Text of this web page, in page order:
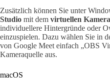
Zusätzlich können Sie unter
Studio mit dem virtuellen
individuellere Hintergründe oder
einzuspielen. Dazu wählen Sie in
von Google Meet einfach „OBS
Kameraquelle aus.
macOS